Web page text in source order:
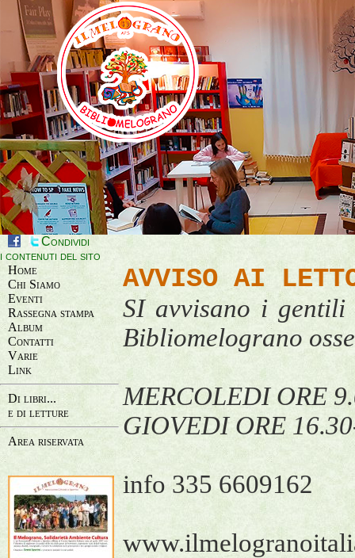
Condividi
i contenuti del sito
Home
Chi Siamo
Eventi
Rassegna stampa
Album
Contatti
Varie
Link
Di libri...
e di letture
Area riservata
AVVISO AI
SI avvisano i
Bibliomelograno
MERCOLEDI ORE
GIOVEDI ORE
info 335 6609162